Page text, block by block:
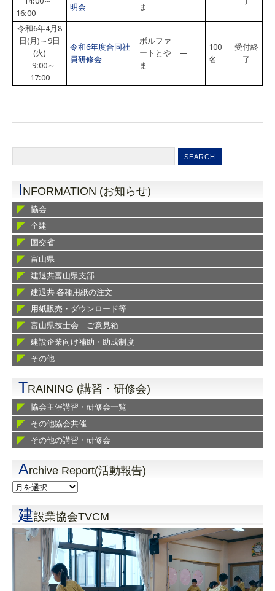
16:00
明会 ま
令和6年4月8
日(月)～9日
(火)
9:00～
17:00
令和6年度合同社
員研修会
ボルファ
ートとや
ま
—
100
名
受付終
了
INFORMATION (お知らせ)
協会
全建
国交省
富山県
建退共富山県支部
建退共 各種用紙の注文
用紙販売・ダウンロード等
富山県技士会 ご意見箱
建設企業向け補助・助成制度
その他
TRAINING (講習・研修会)
協会主催講習・研修会一覧
その他協会共催
その他の講習・研修会
Archive Report(活動報告)
建設業協会TVCM